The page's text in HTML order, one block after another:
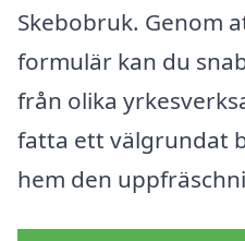
Skebobruk. Genom
formulär kan du
från olika
fatta ett välgrundat
hem den